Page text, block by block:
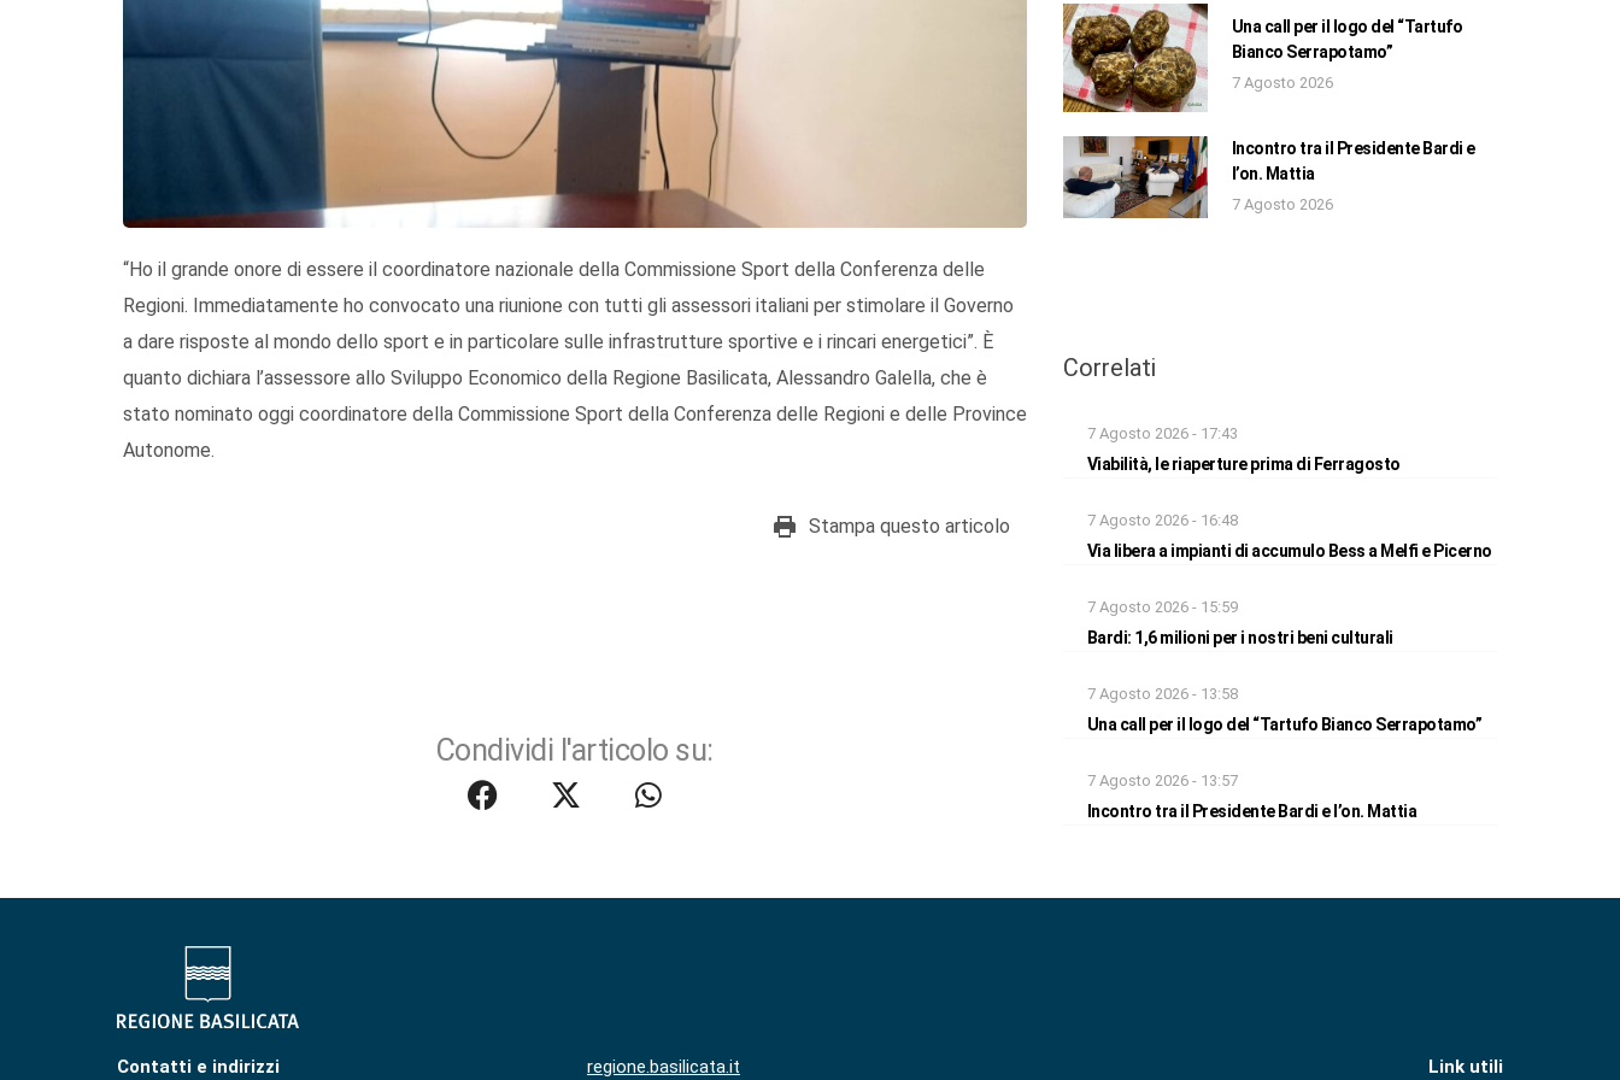
“Ho il grande onore di essere il coordinatore nazionale della Commissione Sport della Conferenza delle
Regioni. Immediatamente ho convocato una riunione con tutti gli assessori italiani per stimolare il Governo
a dare risposte al mondo dello sport e in particolare sulle infrastrutture sportive e i rincari energetici”. È
quanto dichiara l’assessore allo Sviluppo Economico della Regione Basilicata, Alessandro Galella, che è
stato nominato oggi coordinatore della Commissione Sport della Conferenza delle Regioni e delle Province
Autonome.
Stampa questo articolo
Condividi l'articolo su:
Una call per il logo del “Tartufo
Bianco Serrapotamo”
7 Agosto 2026
Incontro tra il Presidente Bardi e
l’on. Mattia
7 Agosto 2026
Correlati
7 Agosto 2026 - 17:43
Viabilità, le riaperture prima di Ferragosto
7 Agosto 2026 - 16:48
Via libera a impianti di accumulo Bess a Melfi e Picerno
7 Agosto 2026 - 15:59
Bardi: 1,6 milioni per i nostri beni culturali
7 Agosto 2026 - 13:58
Una call per il logo del “Tartufo Bianco Serrapotamo”
7 Agosto 2026 - 13:57
Incontro tra il Presidente Bardi e l’on. Mattia
Contatti e indirizzi regione.basilicata.it Link utili